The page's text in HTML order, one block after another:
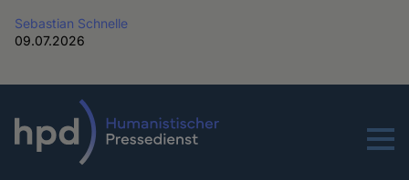
Sebastian Schnelle
09.07.2026
Menu